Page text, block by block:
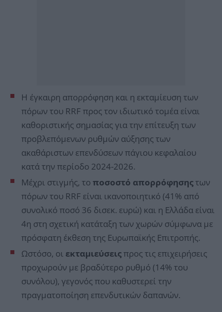
Η έγκαιρη απορρόφηση και η εκταμίευση των
πόρων του RRF προς τον ιδιωτικό τομέα είναι
καθοριστικής σημασίας για την επίτευξη των
προβλεπόμενων ρυθμών αύξησης των
ακαθάριστων επενδύσεων πάγιου κεφαλαίου
κατά την περίοδο 2024-2026.
Μέχρι στιγμής, το ποσοστό απορρόφησηςτων
πόρων του RRF είναι ικανοποιητικό (41% από
συνολικό ποσό 36 δισεκ. ευρώ) και η Ελλάδα είναι
4η στη σχετική κατάταξη των χωρών σύμφωνα με
πρόσφατη έκθεση της Ευρωπαϊκής Επιτροπής.
Ωστόσο, οι εκταμιεύσειςπρος τις επιχειρήσεις
προχωρούν με βραδύτερο ρυθμό (14% του
συνόλου), γεγονός που καθυστερεί την
πραγματοποίηση επενδυτικών δαπανών.